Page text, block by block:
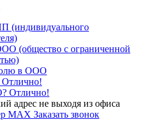
(индивидуального
(общество с ограниченной
в ООО
Отлично!
адрес не выходя из офиса
MAX Заказать звонок